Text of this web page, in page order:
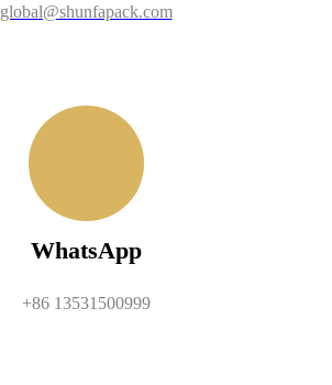
global@shunfapack.com
WhatsApp
+86 13531500999